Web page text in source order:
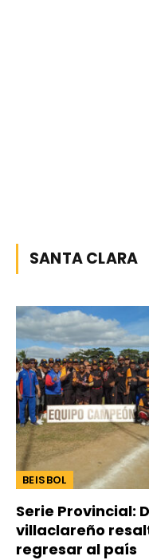
SANTA CLARA
BEISBOL
Serie Provincial:
villaclareño
regresar al país